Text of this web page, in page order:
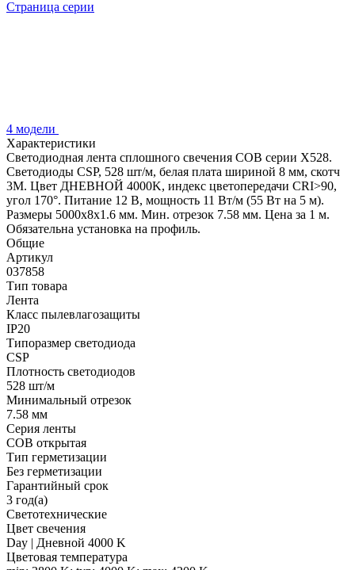
Страница серии
4 модели
Характеристики
Светодиодная лента сплошного свечения COB серии X528.
Светодиоды CSP, 528 шт/м, белая плата шириной 8 мм, скотч
3M. Цвет ДНЕВНОЙ 4000K, индекс цветопередачи CRI>90,
угол 170°. Питание 12 В, мощность 11 Вт/м (55 Вт на 5 м).
Размеры 5000х8х1.6 мм. Мин. отрезок 7.58 мм. Цена за 1 м.
Обязательна установка на профиль.
Общие
Артикул
037858
Тип товара
Лента
Класс пылевлагозащиты
IP20
Типоразмер светодиода
CSP
Плотность светодиодов
528 шт/м
Минимальный отрезок
7.58 мм
Серия ленты
COB открытая
Тип герметизации
Без герметизации
Гарантийный срок
3 год(а)
Светотехнические
Цвет свечения
Day | Дневной 4000 K
Цветовая температура